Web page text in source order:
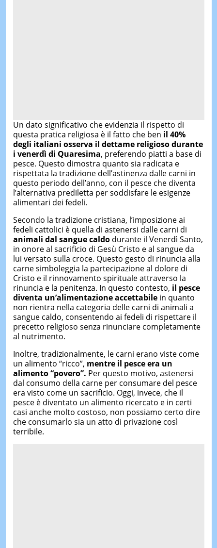
Un dato significativo che evidenzia il rispetto di
questa pratica religiosa è il fatto che ben il 40%
degli italiani osserva il dettame religioso durante
i venerdì di Quaresima, preferendo piatti a base di
pesce. Questo dimostra quanto sia radicata e
rispettata la tradizione dell’astinenza dalle carni in
questo periodo dell’anno, con il pesce che diventa
l’alternativa prediletta per soddisfare le esigenze
alimentari dei fedeli.
Secondo la tradizione cristiana, l’imposizione ai
fedeli cattolici è quella di astenersi dalle carni di
animali dal sangue caldodurante il Venerdì Santo,
in onore al sacrificio di Gesù Cristo e al sangue da
lui versato sulla croce. Questo gesto di rinuncia alla
carne simboleggia la partecipazione al dolore di
Cristo e il rinnovamento spirituale attraverso la
rinuncia e la penitenza. In questo contesto, il pesce
diventa un’alimentazione accettabilein quanto
non rientra nella categoria delle carni di animali a
sangue caldo, consentendo ai fedeli di rispettare il
precetto religioso senza rinunciare completamente
al nutrimento.
Inoltre, tradizionalmente, le carni erano viste come
un alimento “ricco”, mentre il pesce era un
alimento “povero”. Per questo motivo, astenersi
dal consumo della carne per consumare del pesce
era visto come un sacrificio. Oggi, invece, che il
pesce è diventato un alimento ricercato e in certi
casi anche molto costoso, non possiamo certo dire
che consumarlo sia un atto di privazione così
terribile.